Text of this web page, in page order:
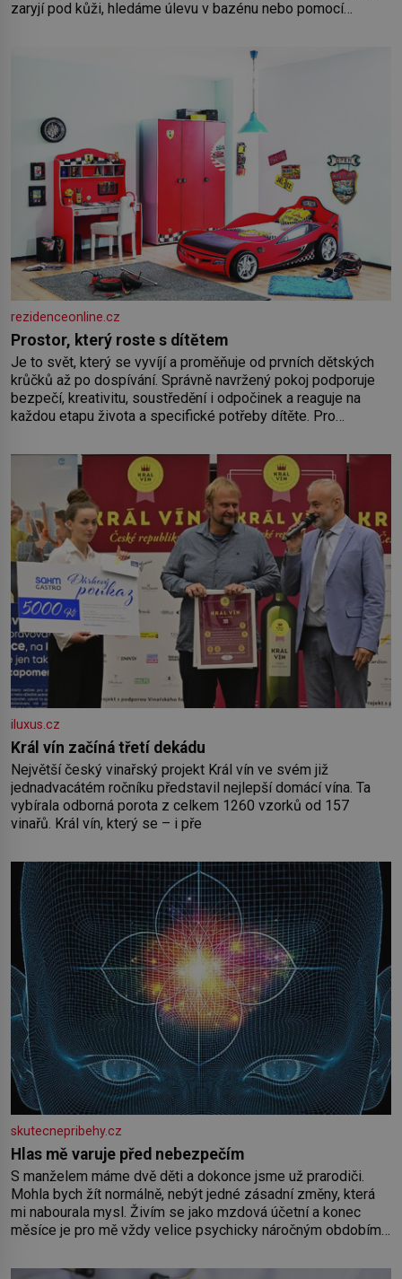
zaryjí pod kůži, hledáme úlevu v bazénu nebo pomocí
rezidenceonline.cz
Prostor, který roste s dítětem
Je to svět, který se vyvíjí a proměňuje od prvních dětských
krůčků až po dospívání. Správně navržený pokoj podporuje
bezpečí, kreativitu, soustředění i odpočinek a reaguje na
každou etapu života a specifické potřeby dítěte. Pro
by pokoj miminka měl působit především klidně a útulně.
Předškolní věk je
iluxus.cz
Král vín začíná třetí dekádu
Největší český vinařský projekt Král vín ve svém již
jednadvacátém ročníku představil nejlepší domácí vína. Ta
vybírala odborná porota z celkem 1260 vzorků od 157
vinařů. Král vín, který se – i pře
skutecnepribehy.cz
Hlas mě varuje před nebezpečím
S manželem máme dvě děti a dokonce jsme už prarodiči.
Mohla bych žít normálně, nebýt jedné zásadní změny, která
mi nabourala mysl. Živím se jako mzdová účetní a konec
měsíce je pro mě vždy velice psychicky náročným obdobím.
o pomoc, co se hlídání týče. Dalo by se